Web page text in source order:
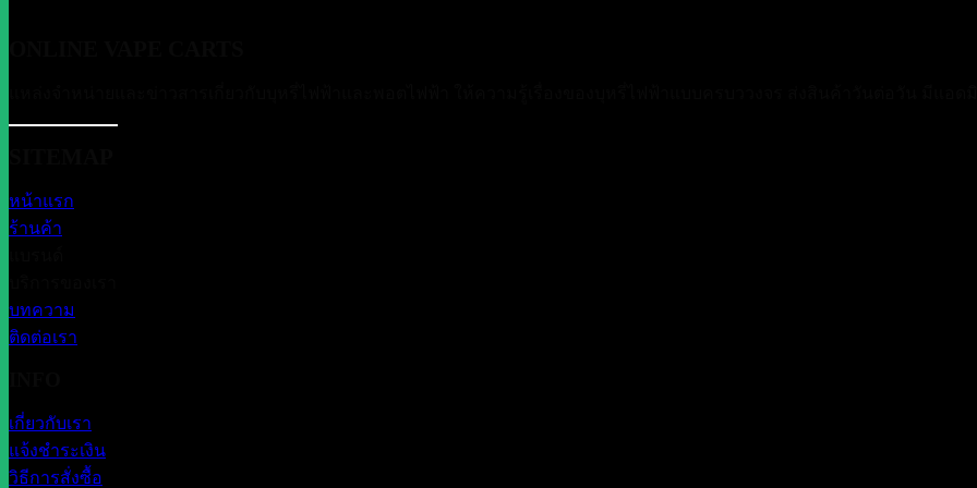
หน้าแรก
ร้านค้า
บทความ
ติดต่อเรา
เกี่ยวกับเรา
แจ้งชำระเงิน
วิธีการสั่งซื้อ